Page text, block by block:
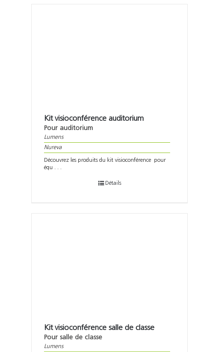
Kit visioconférence auditorium
Pour auditorium
Lumens
Nureva
Découvrez les produits du kit visioconférence pour
équ . . .
Détails
Kit visioconférence salle de classe
Pour salle de classe
Lumens